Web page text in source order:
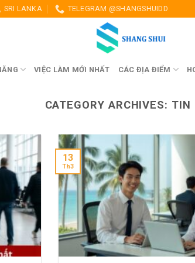
SRI LANKA TELEGRAM @SHANGSHUIDD
VIỆC LÀM MỚI NHẤT CÁC ĐỊA ĐIỂM
CATEGORY ARCHIVES: TIN
13
Th3